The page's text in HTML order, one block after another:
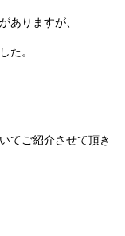
ありますが、
た。
てご紹介させて頂き